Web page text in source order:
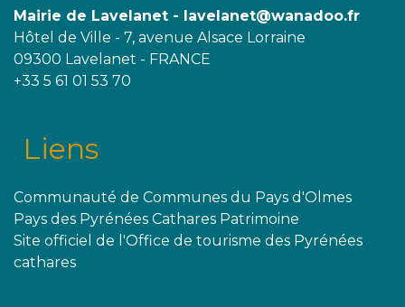
Mairie de Lavelanet - lavelanet@wanadoo.fr
Hôtel de Ville - 7, avenue Alsace Lorraine
09300 Lavelanet - FRANCE
+33 5 61 01 53 70
Liens
Communauté de Communes du Pays d'Olmes
Pays des Pyrénées Cathares Patrimoine
Site officiel de l'Office de tourisme des Pyrénées
cathares